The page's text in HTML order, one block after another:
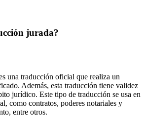
jurada?
una traducción oficial que realiza un
Además, esta traducción tiene validez
jurídico. Este tipo de traducción se usa en
como contratos, poderes notariales y
entre otros.